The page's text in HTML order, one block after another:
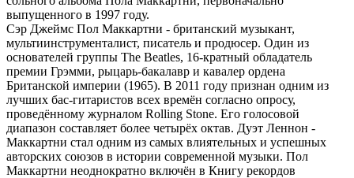
выпущенного в 1997 году.
Сэр Джеймс Пол Маккартни - британский музыкант,
мультиинструменталист, писатель и продюсер. Один из
основателей группы The Beatles, 16-кратный обладатель
премии Грэмми, рыцарь-бакалавр и кавалер ордена
Британской империи (1965). В 2011 году признан одним из
лучших бас-гитаристов всех времён согласно опросу,
проведённому журналом Rolling Stone. Его голосовой
диапазон составляет более четырёх октав. Дуэт Леннон -
Маккартни стал одним из самых влиятельных и успешных
авторских союзов в истории современной музыки. Пол
Маккартни неоднократно включён в Книгу рекордов